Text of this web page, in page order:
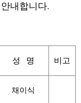
내합니다.
성 명 비고
채이식